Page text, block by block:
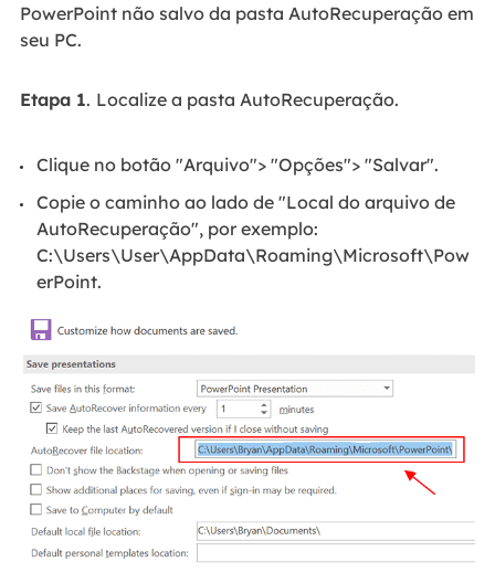
PowerPoint não salvo da pasta AutoRecuperação em
seu PC.
Etapa 1. Localize a pasta AutoRecuperação.
Clique no botão "Arquivo"> "Opções"> "Salvar".
Copie o caminho ao lado de "Local do arquivo de
AutoRecuperação", por exemplo:
C:\Users\User\AppData\Roaming\Microsoft\Pow
erPoint.